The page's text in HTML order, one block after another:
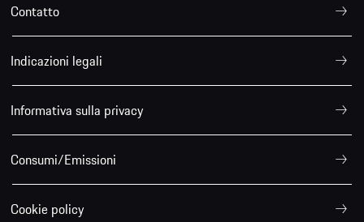
Contatto
Indicazioni legali
Informativa sulla privacy
Consumi/Emissioni
Cookie policy